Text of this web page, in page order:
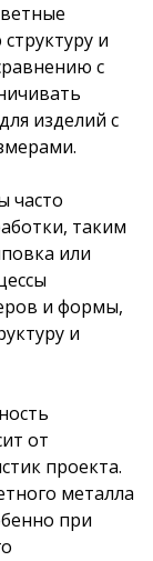
и
с
изделий с
часто
таким
или
и формы,
и
от
проекта.
металла
при